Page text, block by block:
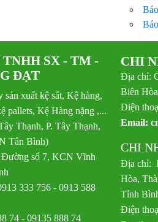
TNHH SX - TM -
ĐẠT
xuất kệ sắt, Kệ hàng,
pallets, Kệ Hàng nặng ,...
Thạnh, P. Tây Thạnh,
Tân Bình)
số 7, KCN Vĩnh
333 756 -0913 588
74 -09135 888 74
CHI
Địa chỉ:
Biên
Điện
Email:
CHI
Địa chỉ:
Hòa,
Tỉnh
Điện